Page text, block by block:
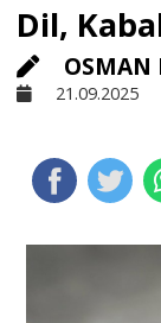
Dil,
OSMAN
21.09.2025